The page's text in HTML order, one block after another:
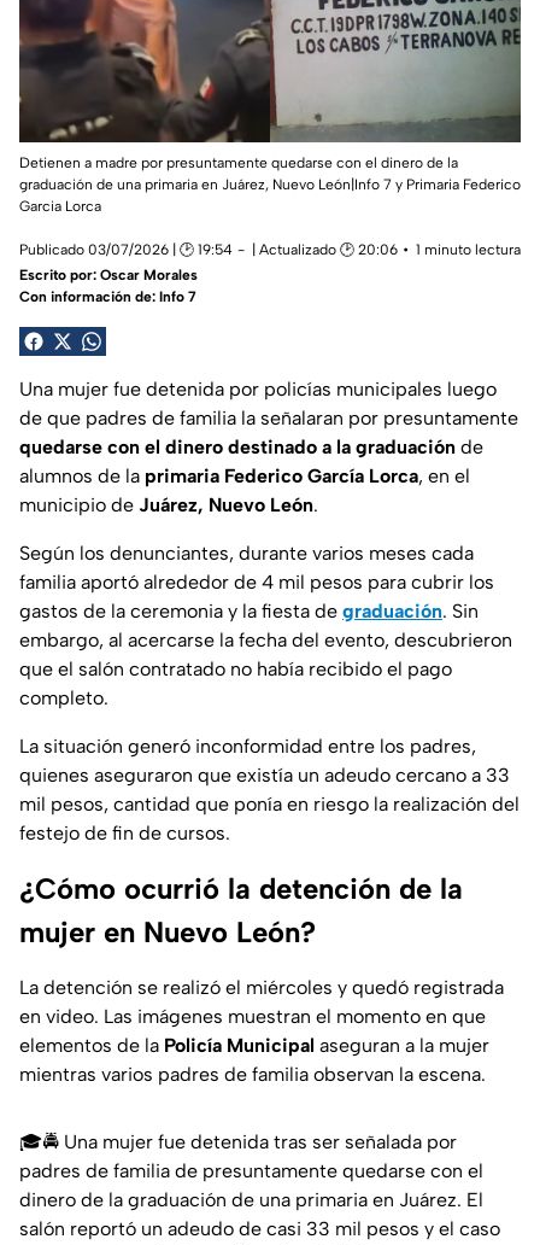
Detienen a madre por presuntamente quedarse con el dinero de la
graduación de una primaria en Juárez, Nuevo León|Info 7 y Primaria Federico
Garcia Lorca
Publicado 03/07/2026 | 🕑 19:54 | Actualizado 🕑 20:06
1 minuto lectura
Escrito por: Oscar Morales
Con información de: Info 7
Una mujer fue detenida por policías municipales luego
de que padres de familia la señalaran por presuntamente
quedarse con el dinero destinado a la graduación de
alumnos de la primaria Federico García Lorca, en el
municipio de Juárez, Nuevo León.
Según los denunciantes, durante varios meses cada
familia aportó alrededor de 4 mil pesos para cubrir los
gastos de la ceremonia y la fiesta de graduación. Sin
embargo, al acercarse la fecha del evento, descubrieron
que el salón contratado no había recibido el pago
completo.
La situación generó inconformidad entre los padres,
quienes aseguraron que existía un adeudo cercano a 33
mil pesos, cantidad que ponía en riesgo la realización del
festejo de fin de cursos.
¿Cómo ocurrió la detención de la
mujer en Nuevo León?
La detención se realizó el miércoles y quedó registrada
en video. Las imágenes muestran el momento en que
elementos de la Policía Municipal aseguran a la mujer
mientras varios padres de familia observan la escena.
🎓🚔 Una mujer fue detenida tras ser señalada por
padres de familia de presuntamente quedarse con el
dinero de la graduación de una primaria en Juárez. El
salón reportó un adeudo de casi 33 mil pesos y el caso